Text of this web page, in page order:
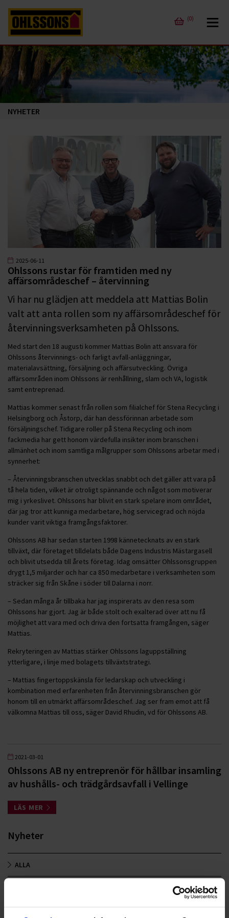
(0)
NYHETER
2025-06-11
Ohlssons rustar för framtiden med ny
affärsområdeschef – återvinning
Vi har nu glädjen att meddela att Mattias Bolin
valt att anta rollen som ny affärsområdeschef för
återvinningsverksamheten på Ohlssons.
Med start den 18 augusti kommer Mattias Bolin att ansvara för
Ohlssons återvinnings- och farligt avfall-anläggningar,
materialavsättning, försäljning och affärsutveckling. Övriga
affärsområden inom Ohlssons är renhållning, slam och VA, logistik
samt entreprenad.
Mattias kommer senast från rollen som filialchef för Stena Recycling i
Helsingborg och Åstorp, där han dessförinnan arbetade som
försäljningschef. Tidigare roller på Stena Recycling och inom
fackmedia har gett honom värdefulla insikter inom branschen i
allmänhet och inom samtliga målgrupper som Ohlssons arbetar med i
synnerhet:
– Återvinningsbranschen utvecklas snabbt och det gäller att vara på
tå hela tiden, vilket är otroligt spännande och något som motiverar
mig i yrkeslivet. Ohlssons har blivit en stark spelare inom området,
där jag tror att kunniga medarbetare, hög servicegrad och nöjda
kunder varit viktiga framgångsfaktorer.
Ohlssons AB har sedan starten 1998 kännetecknats av en stark
tillväxt, där företaget tilldelats både Dagens Industris Mästargasell
och blivit utsedda till årets företag. Idag omsätter Ohlssonsgruppen
drygt 1,5 miljarder och har ca 850 medarbetare i verksamheten som
sträcker sig från Skåne i söder till Dalarna i norr.
– Sedan många år tillbaka har jag inspirerats av den resa som
Ohlssons har gjort. Jag är både stolt och exalterad över att nu få
möjlighet att vara med och driva den fortsatta framgången, säger
Mattias.
Rekryteringen av Mattias stärker Ohlssons laguppställning
ytterligare, i linje med bolagets tillväxtstrategi.
– Mattias fingertoppskänsla för ledarskap och utveckling i
kombination med erfarenheten från återvinningsbranschen gör
honom till en utmärkt affärsområdeschef. Jag ser fram emot att få
välkomna Mattias till oss, säger David Rhudin, vd för Ohlssons AB.
2021-03-01
Ohlssons AB ny entreprenör för hållbar insamling
av hushålls- och trädgårdsavfall i Vellinge
LÄS MER
Nyheter
ALLA